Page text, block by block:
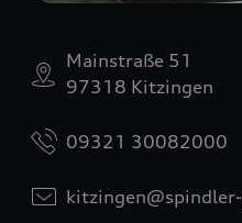
Mainstraße 51
97318 Kitzingen
09321 30082000